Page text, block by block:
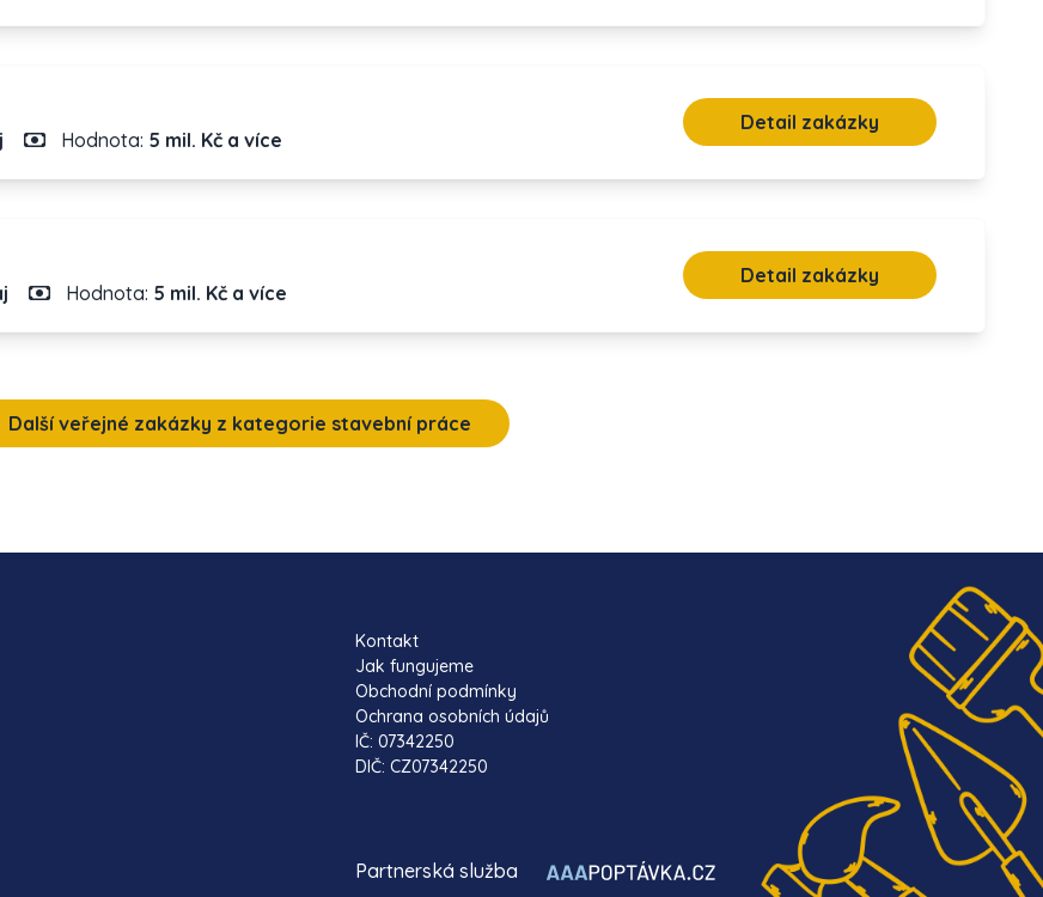
Hodnota: 5 mil. Kč a více
Detail zakázky
Hodnota: 5 mil. Kč a více
Detail zakázky
Další veřejné zakázky z kategorie stavební práce
Kontakt
Jak fungujeme
Obchodní podmínky
Ochrana osobních údajů
IČ: 07342250
DIČ: CZ07342250
Partnerská služba